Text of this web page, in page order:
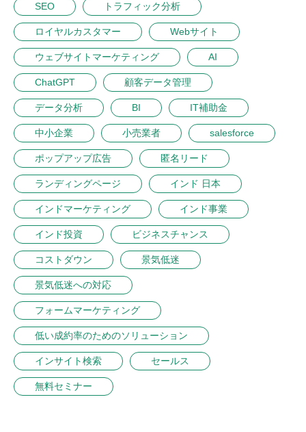
SEO トラフィック分析
ロイヤルカスタマー Webサイト
ウェブサイトマーケティング AI
ChatGPT 顧客データ管理
データ分析 BI IT補助金
中小企業 小売業者 salesforce
ポップアップ広告 匿名リード
ランディングページ インド 日本
インドマーケティング インド事業
インド投資 ビジネスチャンス
コストダウン 景気低迷
景気低迷への対応
フォームマーケティング
低い成約率のためのソリューション
インサイト検索 セールス
無料セミナー